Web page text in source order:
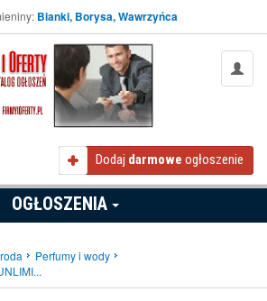
Bianki, Borysa, Wawrzyńca
Dodaj darmowe ogłoszenie
OGŁOSZENIA
Perfumy i wody